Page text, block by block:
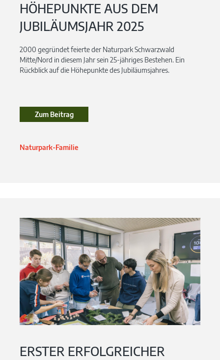
HÖHEPUNKTE AUS DEM
JUBILÄUMSJAHR 2025
2000 gegründet feierte der Naturpark Schwarzwald
Mitte/Nord in diesem Jahr sein 25-jähriges Bestehen. Ein
Rückblick auf die Höhepunkte des Jubiläumsjahres.
Zum BeitragZum Beitrag
Naturpark-Familie
ERSTER ERFOLGREICHER